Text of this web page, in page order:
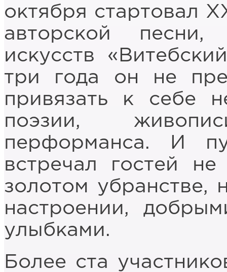
октября стартовал
авторской
искусств
три года он не
привязать к себе
поэзии,
перформанса. И
встречал гостей
золотом убранстве,
настроении,
улыбками.
Более ста